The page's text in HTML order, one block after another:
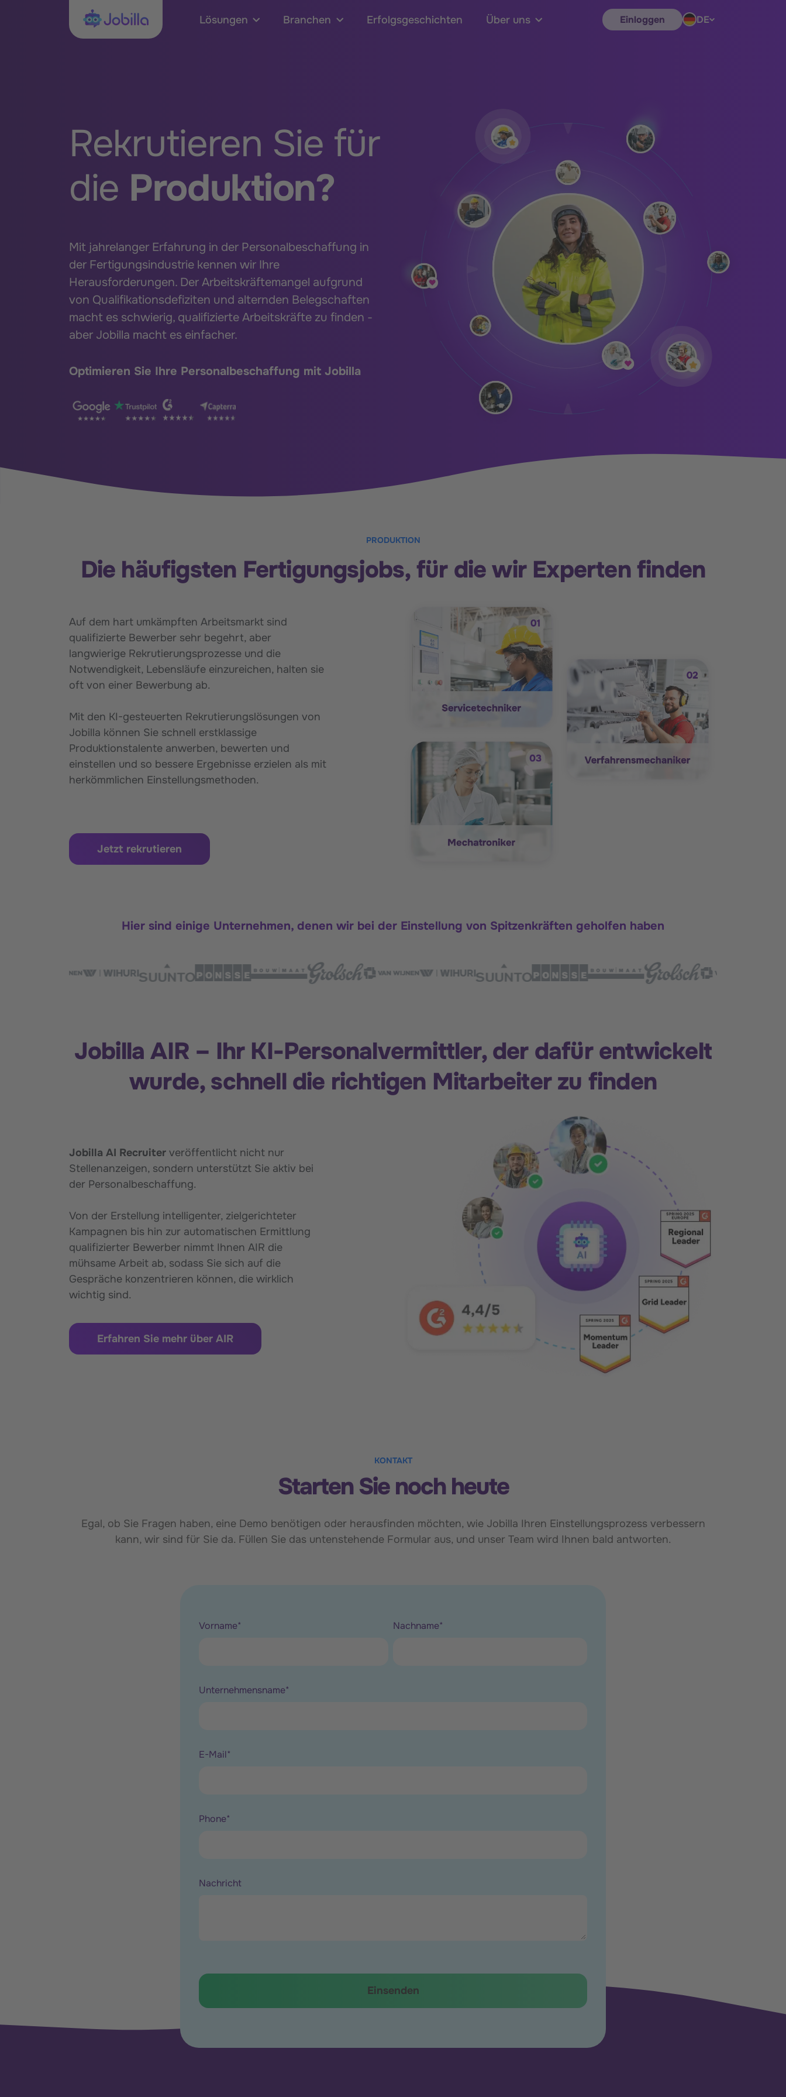
Jobilla Lösungen Branchen Erfolgsgeschichten Über uns Einloggen DE
Rekrutieren Sie für
die Produktion?
Mit jahrelanger Erfahrung in der Personalbeschaffung in
der Fertigungsindustrie kennen wir Ihre
Herausforderungen. Der Arbeitskräftemangel aufgrund
von Qualifikationsdefiziten und alternden Belegschaften
macht es schwierig, qualifizierte Arbeitskräfte zu finden -
aber Jobilla macht es einfacher.
Optimieren Sie Ihre Personalbeschaffung mit Jobilla
PRODUKTION
Die häufigsten Fertigungsjobs, für die wir Experten finden
Auf dem hart umkämpften Arbeitsmarkt sind
qualifizierte Bewerber sehr begehrt, aber
langwierige Rekrutierungsprozesse und die
Notwendigkeit, Lebensläufe einzureichen, halten sie
oft von einer Bewerbung ab.
Mit den KI-gesteuerten Rekrutierungslösungen von
Jobilla können Sie schnell erstklassige
Produktionstalente anwerben, bewerten und
einstellen und so bessere Ergebnisse erzielen als mit
herkömmlichen Einstellungsmethoden.
Jetzt rekrutieren
Hier sind einige Unternehmen, denen wir bei der Einstellung von Spitzenkräften geholfen haben
Jobilla AIR – Ihr KI-Personalvermittler, der dafür entwickelt
wurde, schnell die richtigen Mitarbeiter zu finden
Jobilla AI Recruiter veröffentlicht nicht nur
Stellenanzeigen, sondern unterstützt Sie aktiv bei
der Personalbeschaffung.
Von der Erstellung intelligenter, zielgerichteter
Kampagnen bis hin zur automatischen Ermittlung
qualifizierter Bewerber nimmt Ihnen AIR die
mühsame Arbeit ab, sodass Sie sich auf die
Gespräche konzentrieren können, die wirklich
wichtig sind.
Erfahren Sie mehr über AIR
KONTAKT
Starten Sie noch heute
Egal, ob Sie Fragen haben, eine Demo benötigen oder herausfinden möchten, wie Jobilla Ihren Einstellungsprozess verbessern
kann, wir sind für Sie da. Füllen Sie das untenstehende Formular aus, und unser Team wird Ihnen bald antworten.
Vorname* Nachname*
Unternehmensname*
E-Mail*
Phone*
Nachricht